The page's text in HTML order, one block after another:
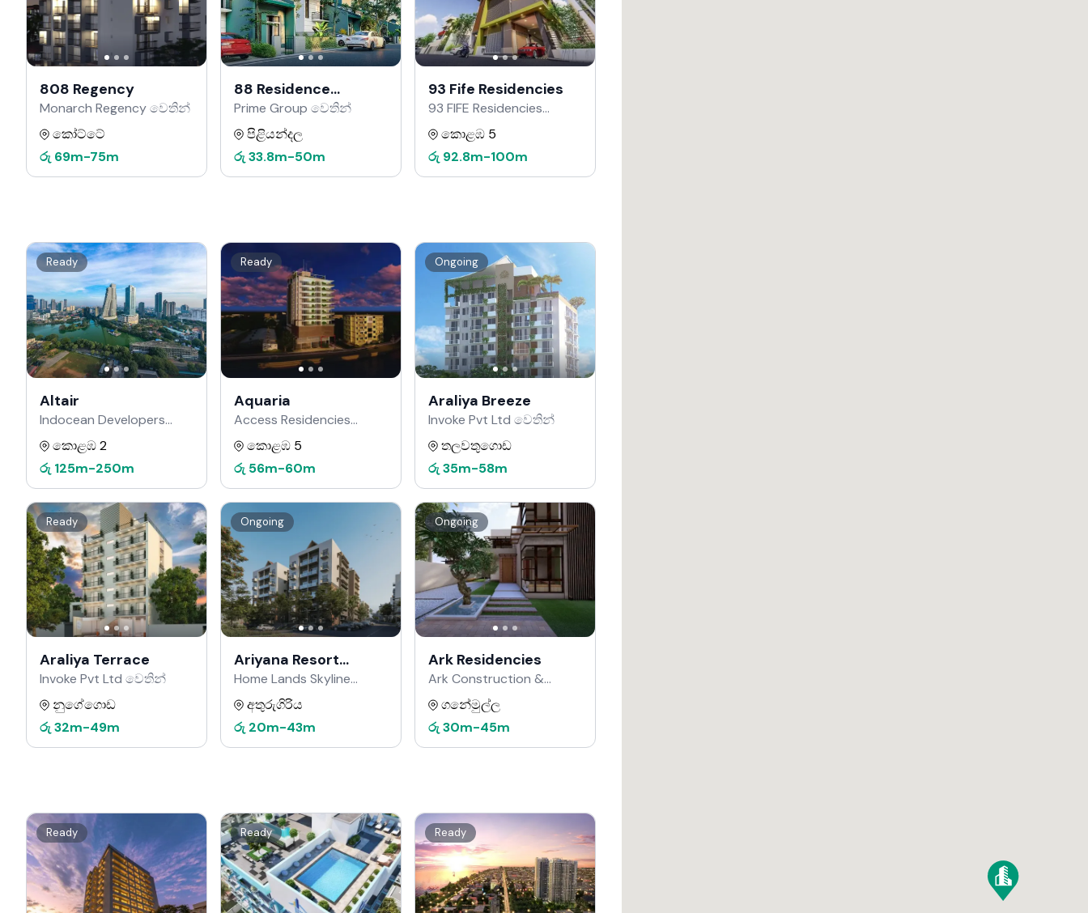
808 Regency
Monarch Regency වෙතින්
කෝට්ටේ
රු 69m-75m
88 Residence
Kahathuduwa
Prime Group වෙතින්
පිළියන්දල
රු 33.8m-50m
93 Fife Residencies
93 FIFE Residencies
Developers වෙතින්
කොළඹ 5
රු 92.8m-100m
Ready
Altair
Indocean Developers
වෙතින්
කොළඹ 2
රු 125m-250m
Ready
Aquaria
Access Residencies
වෙතින්
කොළඹ 5
රු 56m-60m
Ongoing
Araliya Breeze
Invoke Pvt Ltd වෙතින්
තලවතුගොඩ
රු 35m-58m
Ready
Araliya Terrace
Invoke Pvt Ltd වෙතින්
නුගේගොඩ
රු 32m-49m
Ongoing
Ariyana Resort
Apartments
Home Lands Skyline
වෙතින්
අතුරුගිරිය
රු 20m-43m
Ongoing
Ark Residencies
Ark Construction &
Developers වෙතින්
ගනේමුල්ල
රු 30m-45m
Ready Ready Ready